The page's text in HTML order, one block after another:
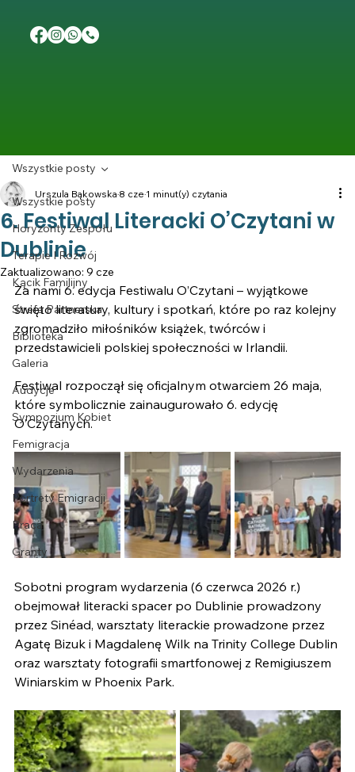
Wszystkie posty
Horyzonty Zespołu
Terapie I Rozwój
Kącik Familijny
Strefa Partnerska
Biblioteka
Galeria
Audycje
Sympozjum Kobiet
Femigracja
Wydarzenia
Portrety Emigracji
Praca
Granty
Wszystkie posty
6. Festiwal Literacki O’Czytani w
Dublinie
Urszula Bąkowska 8 cze 1 minut(y) czytania
Zaktualizowano: 9 cze
Za nami 6. edycja Festiwalu O’Czytani – wyjątkowe
święto literatury, kultury i spotkań, które po raz kolejny
zgromadziło miłośników książek, twórców i
przedstawicieli polskiej społeczności w Irlandii.
Festiwal rozpoczął się oficjalnym otwarciem 26 maja,
które symbolicznie zainaugurowało 6. edycję
O’Czytanych.
Sobotni program wydarzenia (6 czerwca 2026 r.)
obejmował literacki spacer po Dublinie prowadzony
przez Sinéad, warsztaty literackie prowadzone przez
Agatę Bizuk i Magdalenę Wilk na Trinity College Dublin
oraz warsztaty fotografii smartfonowej z Remigiuszem
Winiarskim w Phoenix Park.